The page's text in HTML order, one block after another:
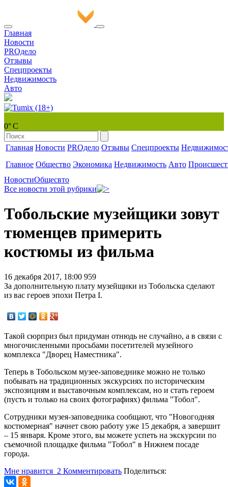
Главная
Новости
PROдело
Отзывы
Спецпроекты
Недвижимость
Авто
0° С
Главная Новости PROдело Отзывы Спецпроекты
Главное Общество Экономика Недвижимость Авто
НовостиОбщесвто
Все новости этой рубрики
Тобольские музейщики зовут
тюменцев примерить
костюмы из фильма
16 декабря 2017, 18:00 959
За дополнительную плату музейщики из Тобольска сделают
из вас героев эпохи Петра I.
Такой сюрприз был придуман отнюдь не случайно, а в связи с
многочисленными просьбами посетителей музейного
комплекса "Дворец Наместника".
Теперь в Тобольском музее-заповеднике можно не только
побывать на традиционных экскурсиях по историческим
экспозициям и выставочным комплексам, но и стать героем
(пусть и только на своих фотографиях) фильма "Тобол".
Сотрудники музея-заповедника сообщают, что "Новогодняя
костюмерная" начнет свою работу уже 15 декабря, а завершит
– 15 января. Кроме этого, вы можете успеть на экскурсии по
съемочной площадке фильма "Тобол" в Нижнем посаде
города.
Мне нравится 2 Комментировать Поделиться: